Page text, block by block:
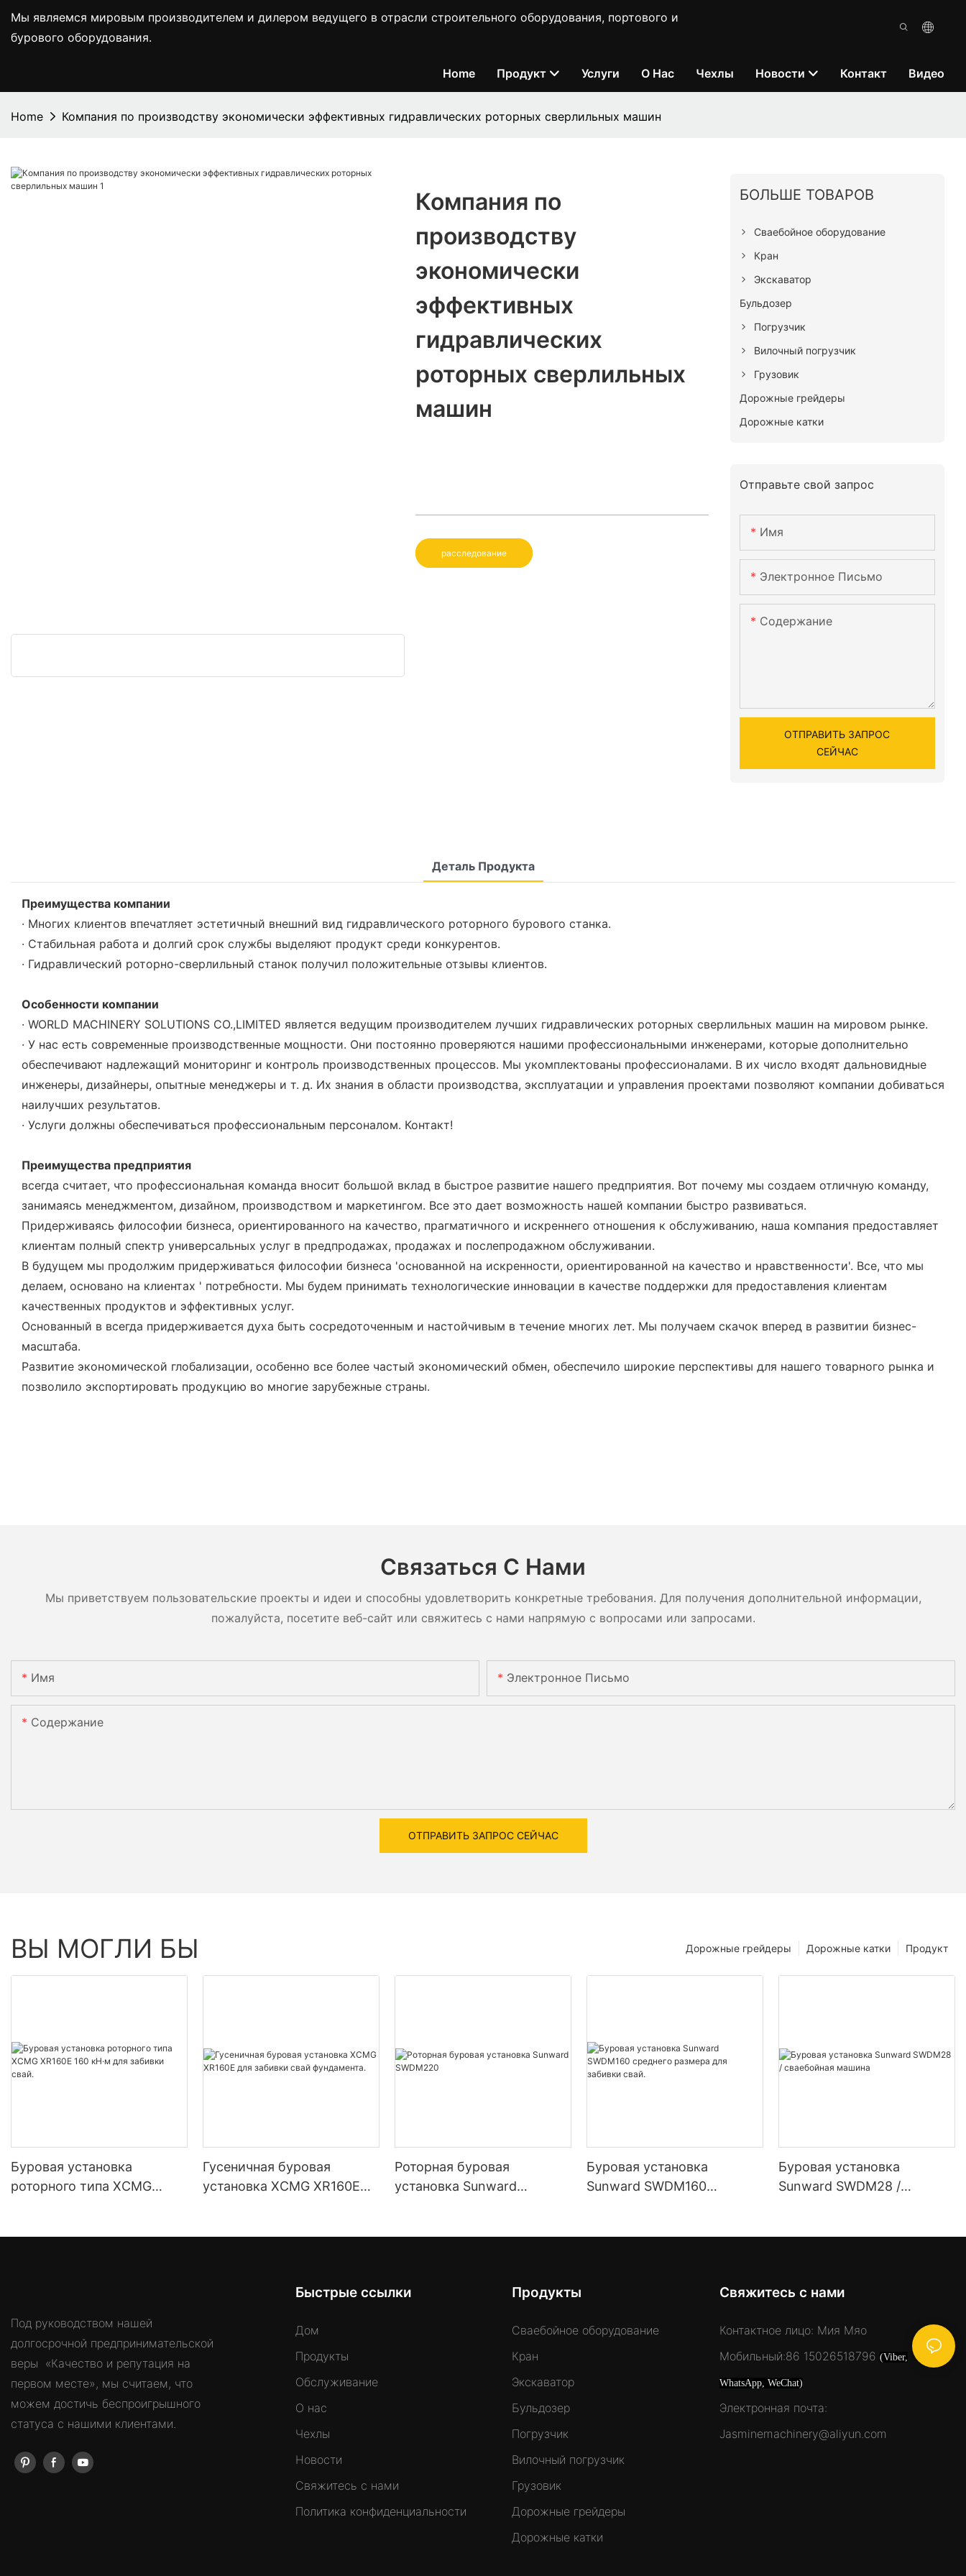
Мы являемся мировым производителем и дилером ведущего в отрасли строительного оборудования, портового и
бурового оборудования.
Home Продукт Услуги О Нас Чехлы Новости Контакт Видео
Home Компания по производству экономически эффективных гидравлических роторных сверлильных машин
Компания по
производству
экономически
эффективных
гидравлических
роторных сверлильных
машин
расследование
БОЛЬШЕ ТОВАРОВ
Сваебойное оборудование
Кран
Экскаватор
Бульдозер
Погрузчик
Вилочный погрузчик
Грузовик
Дорожные грейдеры
Дорожные катки
Отправьте свой запрос
Имя
Электронное Письмо
Содержание
ОТПРАВИТЬ ЗАПРОС
СЕЙЧАС
Деталь Продукта
Преимущества компании
· Многих клиентов впечатляет эстетичный внешний вид гидравлического роторного бурового станка.
· Стабильная работа и долгий срок службы выделяют продукт среди конкурентов.
· Гидравлический роторно-сверлильный станок получил положительные отзывы клиентов.
Особенности компании
· WORLD MACHINERY SOLUTIONS CO.,LIMITED является ведущим производителем лучших гидравлических роторных сверлильных машин на мировом рынке.
· У нас есть современные производственные мощности. Они постоянно проверяются нашими профессиональными инженерами, которые дополнительно
обеспечивают надлежащий мониторинг и контроль производственных процессов. Мы укомплектованы профессионалами. В их число входят дальновидные
инженеры, дизайнеры, опытные менеджеры и т. д. Их знания в области производства, эксплуатации и управления проектами позволяют компании добиваться
наилучших результатов.
· Услуги должны обеспечиваться профессиональным персоналом. Контакт!
Преимущества предприятия
всегда считает, что профессиональная команда вносит большой вклад в быстрое развитие нашего предприятия. Вот почему мы создаем отличную команду,
занимаясь менеджментом, дизайном, производством и маркетингом. Все это дает возможность нашей компании быстро развиваться.
Придерживаясь философии бизнеса, ориентированного на качество, прагматичного и искреннего отношения к обслуживанию, наша компания предоставляет
клиентам полный спектр универсальных услуг в предпродажах, продажах и послепродажном обслуживании.
В будущем мы продолжим придерживаться философии бизнеса 'основанной на искренности, ориентированной на качество и нравственности'. Все, что мы
делаем, основано на клиентах ' потребности. Мы будем принимать технологические инновации в качестве поддержки для предоставления клиентам
качественных продуктов и эффективных услуг.
Основанный в всегда придерживается духа быть сосредоточенным и настойчивым в течение многих лет. Мы получаем скачок вперед в развитии бизнес-
масштаба.
Развитие экономической глобализации, особенно все более частый экономический обмен, обеспечило широкие перспективы для нашего товарного рынка и
позволило экспортировать продукцию во многие зарубежные страны.
Связаться С Нами
Мы приветствуем пользовательские проекты и идеи и способны удовлетворить конкретные требования. Для получения дополнительной информации,
пожалуйста, посетите веб-сайт или свяжитесь с нами напрямую с вопросами или запросами.
Имя Электронное Письмо
Содержание
ОТПРАВИТЬ ЗАПРОС СЕЙЧАС
ВЫ МОГЛИ БЫ Продукт
Дорожные катки
Дорожные грейдеры
Буровая установка
роторного типа XCMG
Гусеничная буровая
установка XCMG XR160E
Роторная буровая
установка Sunward
Буровая установка
Sunward SWDM160
Буровая установка
Sunward SWDM28 /
Под руководством нашей
долгосрочной предпринимательской
веры «Качество и репутация на
первом месте», мы считаем, что
можем достичь беспроигрышного
статуса с нашими клиентами.
Быстрые ссылки
Дом
Продукты
Обслуживание
О нас
Чехлы
Новости
Свяжитесь с нами
Политика конфиденциальности
Продукты
Сваебойное оборудование
Кран
Экскаватор
Бульдозер
Погрузчик
Вилочный погрузчик
Грузовик
Дорожные грейдеры
Дорожные катки
Свяжитесь с нами
Контактное лицо: Мия Мяо
Мобильный:86 15026518796 (Viber,
WhatsApp, WeChat)
Электронная почта:
Jasminemachinery@aliyun.com